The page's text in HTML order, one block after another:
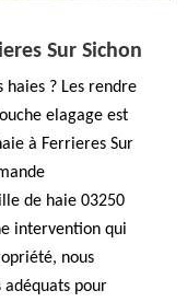
Sur Sichon
haies ? Les rendre
elagage est
à Ferrieres Sur
de haie 03250
intervention qui
nous
adéquats pour